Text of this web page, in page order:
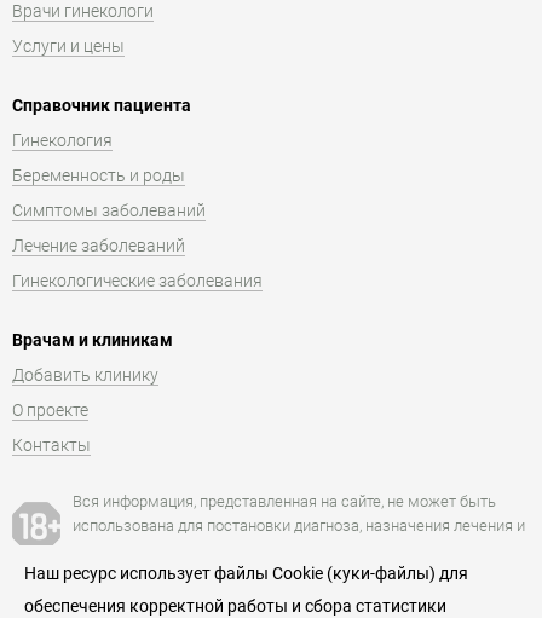
Врачи гинекологи
Услуги и цены
Справочник пациента
Гинекология
Беременность и роды
Симптомы заболеваний
Лечение заболеваний
Гинекологические заболевания
Врачам и клиникам
Добавить клинику
О проекте
Контакты
Вся информация, представленная на сайте, не может быть
использована для постановки диагноза, назначения лечения и
Есть противопоказания. Посоветуйтесь с врачом.
Наш ресурс использует файлы Cookie (куки-файлы) для
обеспечения корректной работы и сбора статистики